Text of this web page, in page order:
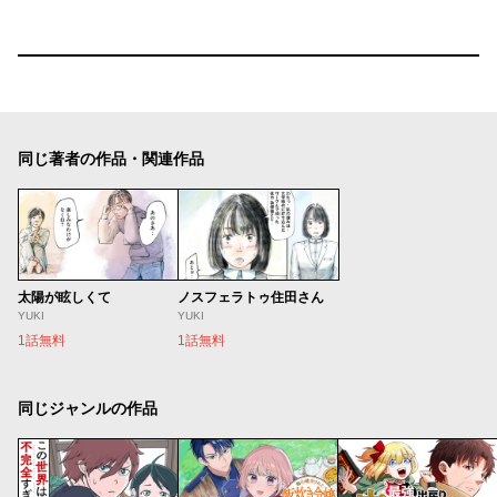
同じ著者の作品・関連作品
太陽が眩しくて
YUKI
1話無料
ノスフェラトゥ住田さん
YUKI
1話無料
同じジャンルの作品